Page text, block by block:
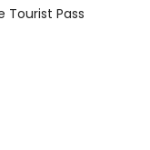
Tourist Pass